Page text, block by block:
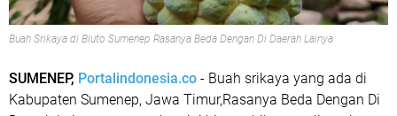
Buah Srikaya di Bluto Sumenep Rasanya Beda Dengan Di Daerah Lainya
SUMENEP, Portalindonesia.co - Buah srikaya yang ada di
Kabupaten Sumenep, Jawa Timur,Rasanya Beda Dengan Di